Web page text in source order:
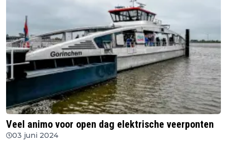
Veel animo voor open dag elektrische veerponten
03 juni 2024